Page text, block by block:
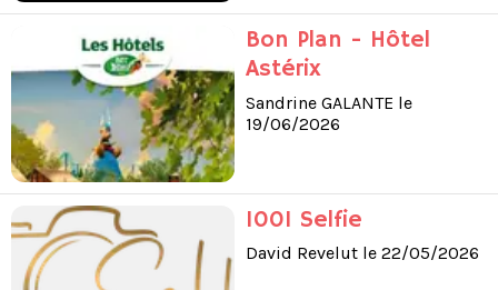
Bon Plan - Hôtel
Astérix
Sandrine GALANTE le
19/06/2026
1001 Selfie
David Revelut le 22/05/2026